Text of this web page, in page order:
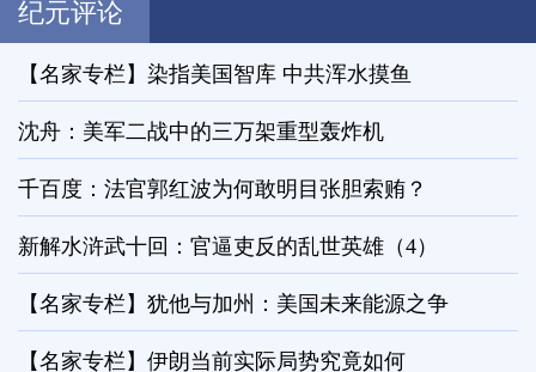
纪元评论
【名家专栏】染指美国智库 中共浑水摸鱼
沈舟：美军二战中的三万架重型轰炸机
千百度：法官郭红波为何敢明目张胆索贿？
新解水浒武十回：官逼吏反的乱世英雄（4）
【名家专栏】犹他与加州：美国未来能源之争
【名家专栏】伊朗当前实际局势究竟如何